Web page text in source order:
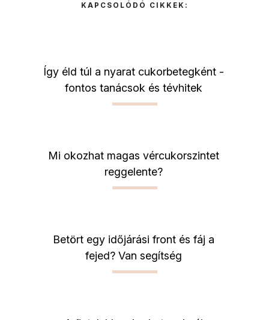
KAPCSOLÓDÓ CIKKEK:
Így éld túl a nyarat cukorbetegként -
fontos tanácsok és tévhitek
Mi okozhat magas vércukorszintet
reggelente?
Betört egy időjárási front és fáj a
fejed? Van segítség